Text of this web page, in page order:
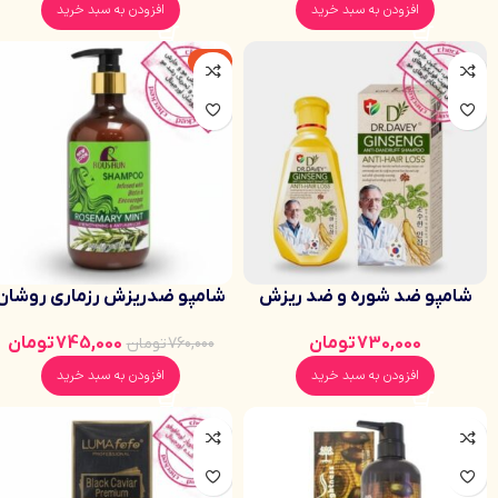
افزودن به سبد خرید افزودن به سبد خرید
شامپو ضد شوره و ضد ریزش
میلی‌ پوستی درگهان
730,000تومان
افزودن به سبد خرید
-2%
شامپو ضدریزش رزماری
مرجوعی
760,000تومان 745,000تومان
افزودن به سبد خرید